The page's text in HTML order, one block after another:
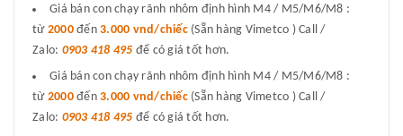
Giá bán con chạy rãnh nhôm định hình M4 / M5/M6/M8 :
từ 2000đến 3.000 vnd/chiếc(Sẵn hàng Vimetco ) Call /
Zalo: 0903 418 495 để có giá tốt hơn.
Giá bán con chạy rãnh nhôm định hình M4 / M5/M6/M8 :
từ 2000đến 3.000 vnd/chiếc(Sẵn hàng Vimetco ) Call /
Zalo: 0903 418 495 để có giá tốt hơn.